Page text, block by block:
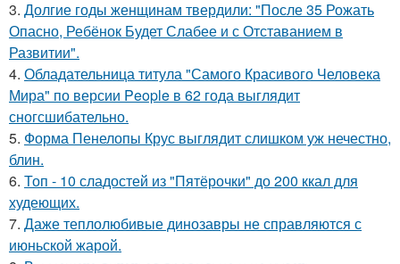
3. Долгие годы женщинам твердили: "После 35 Рожать
Опасно, Ребёнок Будет Слабее и с Отставанием в
Развитии".
4. Обладательница титула "Самого Красивого Человека
Мира" по версии People в 62 года выглядит
сногсшибательно.
5. Форма Пенелопы Крус выглядит слишком уж нечестно,
блин.
6. Топ - 10 сладостей из "Пятёрочки" до 200 ккал для
худеющих.
7. Даже теплолюбивые динозавры не справляются с
июньской жарой.